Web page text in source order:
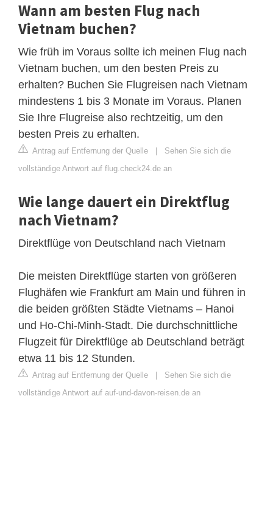
Wann am besten Flug nach
Vietnam buchen?
Wie früh im Voraus sollte ich meinen Flug nach
Vietnam buchen, um den besten Preis zu
erhalten? Buchen Sie Flugreisen nach Vietnam
mindestens 1 bis 3 Monate im Voraus. Planen
Sie Ihre Flugreise also rechtzeitig, um den
besten Preis zu erhalten.
Antrag auf Entfernung der Quelle
Sehen Sie sich die
vollständige Antwort auf flug.check24.de an
Wie lange dauert ein Direktflug
nach Vietnam?
Direktflüge von Deutschland nach Vietnam
Die meisten Direktflüge starten von größeren
Flughäfen wie Frankfurt am Main und führen in
die beiden größten Städte Vietnams – Hanoi
und Ho-Chi-Minh-Stadt. Die durchschnittliche
Flugzeit für Direktflüge ab Deutschland beträgt
etwa 11 bis 12 Stunden.
Antrag auf Entfernung der Quelle
Sehen Sie sich die
vollständige Antwort auf auf-und-davon-reisen.de an